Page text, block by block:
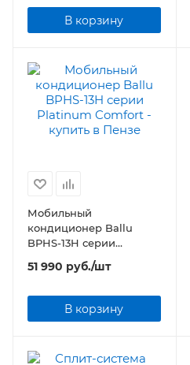
В корзину
Мобильный
кондиционер Ballu
BPHS-13H серии
Platinum Comfort
51 990 руб./шт
В корзину